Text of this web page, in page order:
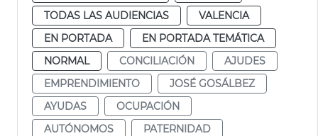
TODAS LAS AUDIENCIAS
VALENCIA
EN PORTADA
EN PORTADA TEMÁTICA
NORMAL
CONCILIACIÓN
AJUDES
EMPRENDIMIENTO
JOSÉ GOSÁLBEZ
AYUDAS
OCUPACIÓN
AUTÓNOMOS
PATERNIDAD